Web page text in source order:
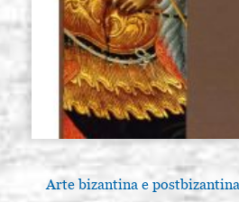
Arte bizantina e